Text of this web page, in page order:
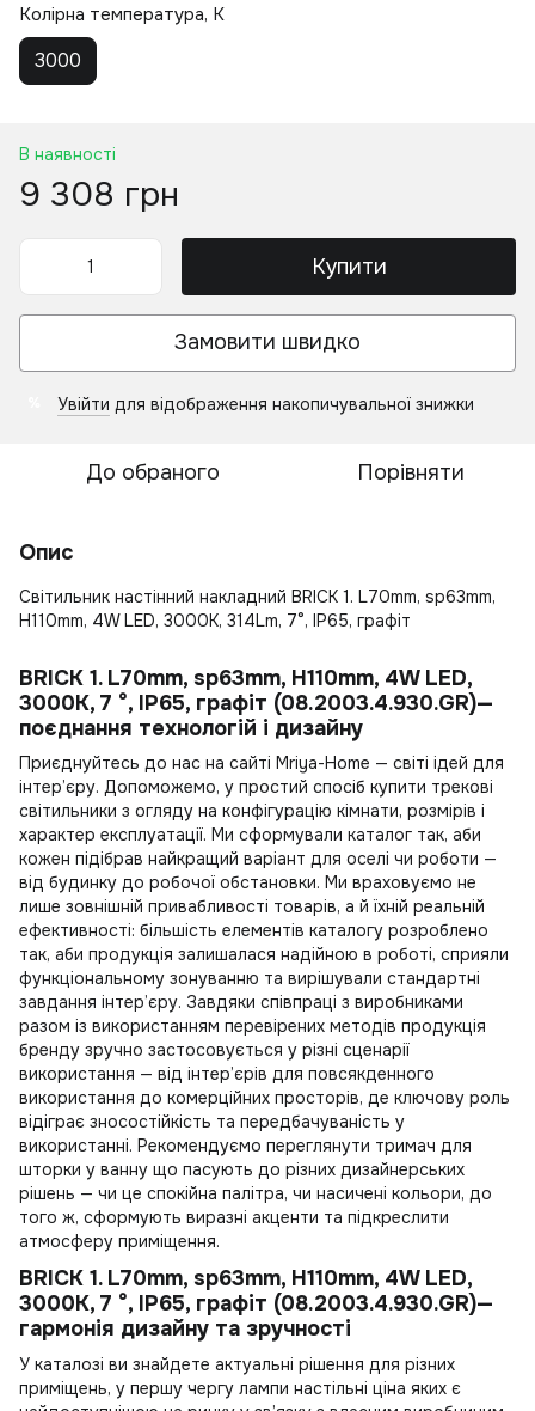
Колірна температура, K
3000
В наявності
9 308 грн
Купити
Замовити швидко
Увійти для відображення накопичувальної знижки
До обраного Порівняти
Опис
Світильник настінний накладний BRICK 1. L70mm, sp63mm,
H110mm, 4W LED, 3000K, 314Lm, 7°, IP65, графіт
BRICK 1. L70mm, sp63mm, H110mm, 4W LED,
3000K, 7 °, IP65, графіт (08.2003.4.930.GR)—
поєднання технологій і дизайну
Приєднуйтесь до нас на сайті Mriya-Home — світі ідей для
інтер’єру. Допоможемо, у простий спосіб купити трекові
світильники з огляду на конфігурацію кімнати, розмірів і
характер експлуатації. Ми сформували каталог так, аби
кожен підібрав найкращий варіант для оселі чи роботи —
від будинку до робочої обстановки. Ми враховуємо не
лише зовнішній привабливості товарів, а й їхній реальній
ефективності: більшість елементів каталогу розроблено
так, аби продукція залишалася надійною в роботі, сприяли
функціональному зонуванню та вирішували стандартні
завдання інтер’єру. Завдяки співпраці з виробниками
разом із використанням перевірених методів продукція
бренду зручно застосовується у різні сценарії
використання — від інтер’єрів для повсякденного
використання до комерційних просторів, де ключову роль
відіграє зносостійкість та передбачуваність у
використанні. Рекомендуємо переглянути тримач для
шторки у ванну що пасують до різних дизайнерських
рішень — чи це спокійна палітра, чи насичені кольори, до
того ж, сформують виразні акценти та підкреслити
атмосферу приміщення.
BRICK 1. L70mm, sp63mm, H110mm, 4W LED,
3000K, 7 °, IP65, графіт (08.2003.4.930.GR)—
гармонія дизайну та зручності
У каталозі ви знайдете актуальні рішення для різних
приміщень, у першу чергу лампи настільні ціна яких є